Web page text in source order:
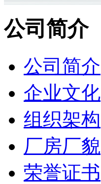
公司简介
公司简介
企业文化
组织架构
厂房厂貌
荣誉证书